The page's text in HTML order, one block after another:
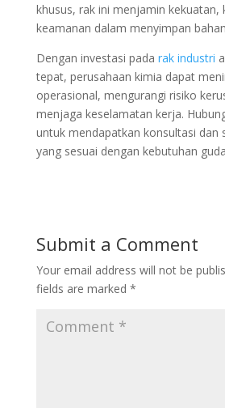
khusus, rak ini menjamin kekuatan,
keamanan dalam menyimpan
Dengan investasi pada rak industri
tepat, perusahaan kimia dapat
operasional, mengurangi risiko
menjaga keselamatan kerja.
untuk mendapatkan konsultasi dan
yang sesuai dengan kebutuhan
Submit a Comment
Your email address will not be
fields are marked *